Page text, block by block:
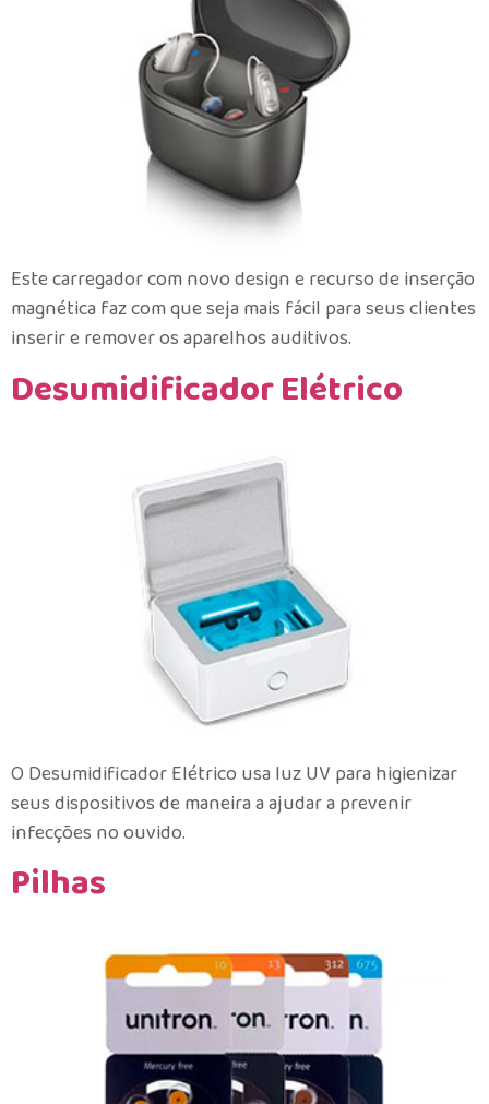
Este carregador com novo design e recurso de inserção
magnética faz com que seja mais fácil para seus clientes
inserir e remover os aparelhos auditivos.
Desumidificador Elétrico
O Desumidificador Elétrico usa luz UV para higienizar
seus dispositivos de maneira a ajudar a prevenir
infecções no ouvido.
Pilhas